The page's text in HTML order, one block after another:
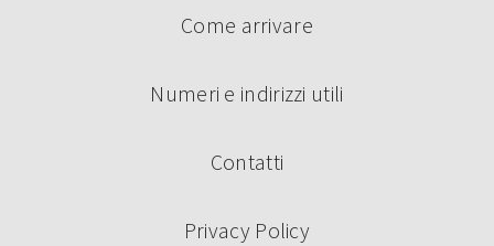
Come arrivare
Numeri e indirizzi utili
Contatti
Privacy Policy